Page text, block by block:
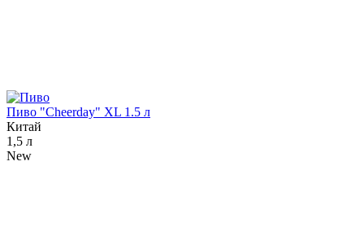
Пиво "Cheerday" XL 1.5 л
Китай
1,5 л
New